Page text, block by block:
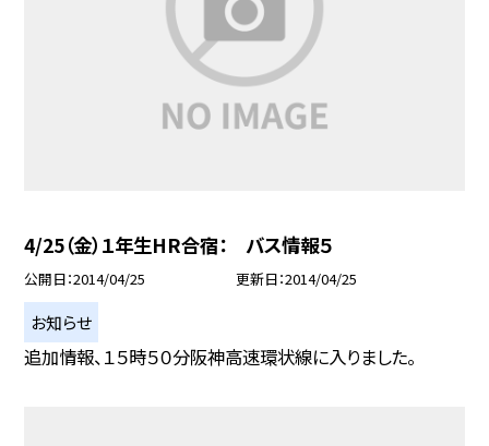
4/25（金）１年生HR合宿： バス情報５
公開日 2014/04/25 更新日 2014/04/25
お知らせ
追加情報、１５時５０分阪神高速環状線に入りました。